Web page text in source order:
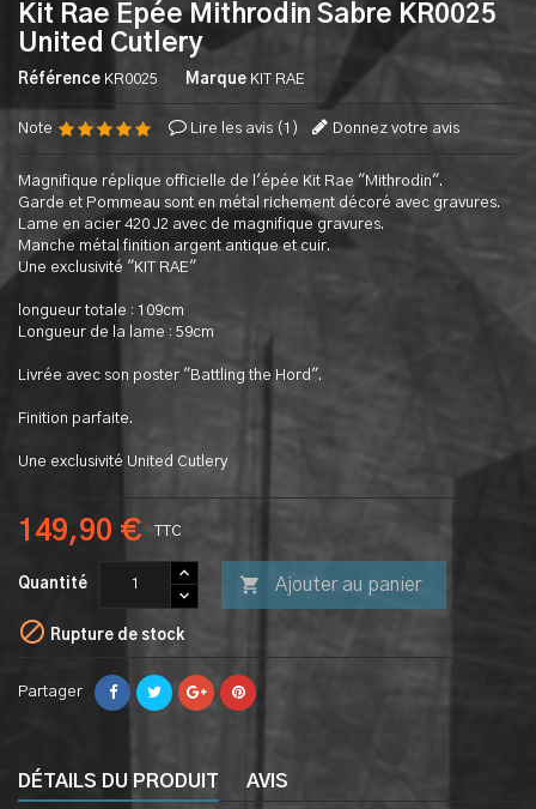
Kit Rae Epée Mithrodin Sabre KR0025
United Cutlery
Référence KR0025 Marque KIT RAE
Note Lire les avis ( 1 ) Donnez votre avis
Magnifique réplique officielle de l'épée Kit Rae "Mithrodin".
Garde et Pommeau sont en métal richement décoré avec gravures.
Lame en acier 420 J2 avec de magnifique gravures.
Manche métal finition argent antique et cuir.
Une exclusivité "KIT RAE"
longueur totale : 109cm
Longueur de la lame : 59cm
Livrée avec son poster "Battling the Hord".
Finition parfaite.
Une exclusivité United Cutlery
149,90 € TTC
Quantité  Ajouter au panier
 Rupture de stock
Partager
DÉTAILS DU PRODUIT AVIS